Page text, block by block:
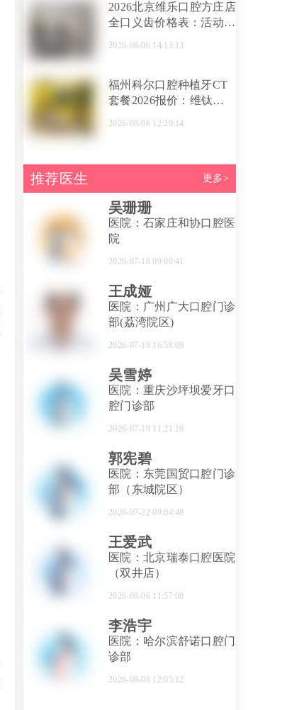
2026北京维乐口腔方庄店
全口义齿价格表：活动义
2026-08-06 14:13:13
福州科尔口腔种植牙CT
套餐2026报价：维钛
2026-08-06 12:29:14
推荐医生 更多>
吴珊珊
医院：石家庄和协口腔医
院
2026-07-18 09:00:41
王成娅
医院：广州广大口腔门诊
部(荔湾院区)
2026-07-18 16:58:09
吴雪婷
医院：重庆沙坪坝爱牙口
腔门诊部
2026-07-19 11:21:16
郭宪碧
医院：东莞国贸口腔门诊
部（东城院区）
2026-07-22 09:04:48
王爱武
医院：北京瑞泰口腔医院
（双井店）
2026-08-06 11:57:00
李浩宇
医院：哈尔滨舒诺口腔门
诊部
2026-08-06 12:03:12